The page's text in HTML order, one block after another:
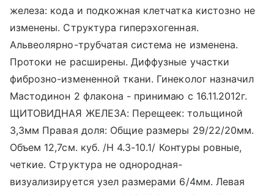
железа: кода и подкожная клетчатка кистозно не
изменены. Структура гиперэхогенная.
Альвеолярно-трубчатая система не изменена.
Протоки не расширены. Диффузные участки
фиброзно-измененной ткани. Гинеколог назначил
Мастодинон 2 флакона - принимаю с 16.11.2012г.
ЩИТОВИДНАЯ ЖЕЛЕЗА: Перещеек: тольщиной
3,3мм Правая доля: Общие размеры 29/22/20мм.
Объем 12,7см. куб. /Н 4.3-10.1/ Контуры ровные,
четкие. Структура не однородная-
визуализируется узел размерами 6/4мм. Левая